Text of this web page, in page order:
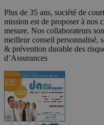
Plus de 35 ans, société de
mission est de proposer à nos
mesure. Nos collaborateurs
meilleur conseil personnalisé,
& prévention durable des
d’Assurances